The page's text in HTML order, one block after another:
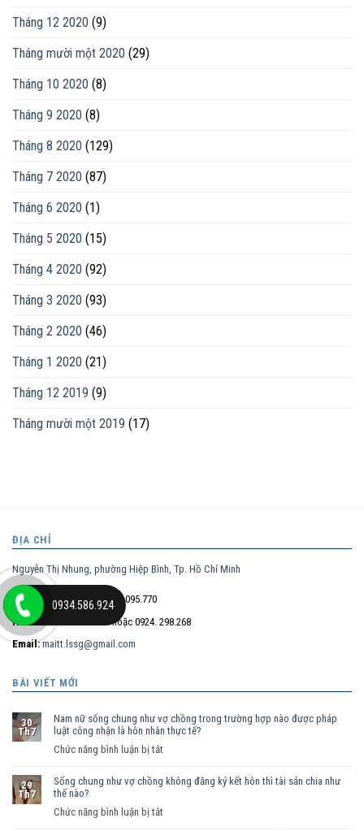
Tháng 12 2020 (9)
Tháng mười một 2020 (29)
Tháng 10 2020 (8)
Tháng 9 2020 (8)
Tháng 8 2020 (129)
Tháng 7 2020 (87)
Tháng 6 2020 (1)
Tháng 5 2020 (15)
Tháng 4 2020 (92)
Tháng 3 2020 (93)
Tháng 2 2020 (46)
Tháng 1 2020 (21)
Tháng 12 2019 (9)
Tháng mười một 2019 (17)
ĐỊA CHỈ
Nguyễn Thị Nhung, phường Hiệp Bình, Tp. Hồ Chí Minh
Điện thoại trực tiếp:0932.095.770
Hotline:
hoặc 0924. 298.268
Email: maitt.lssg@gmail.com
BÀI VIẾT MỚI
30
Th7
Nam nữ sống chung như vợ chồng trong trường hợp nào được pháp
luật công nhận là hôn nhân thực tế?
Chức năng bình luận bị tắt
nữ
29
Th7
Sống chung như vợ chồng không đăng ký kết hôn thì tài sản chia như
thế nào?
Chức năng bình luận bị tắt
0934.586.924